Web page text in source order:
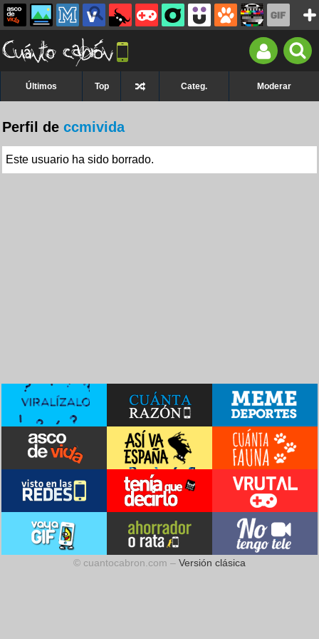
Últimos Top Categ. Moderar
Perfil de ccmivida
Este usuario ha sido borrado.
© cuantocabron.com – Versión clásica